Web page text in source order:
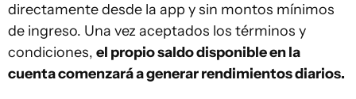
directamente desde la app y sin montos mínimos
de ingreso. Una vez aceptados los términos y
condiciones, el propio saldo disponible en la
cuenta comenzará a generar rendimientos diarios.